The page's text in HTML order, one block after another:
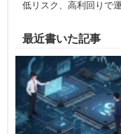
低リスク、高利回りで
最近書いた記事